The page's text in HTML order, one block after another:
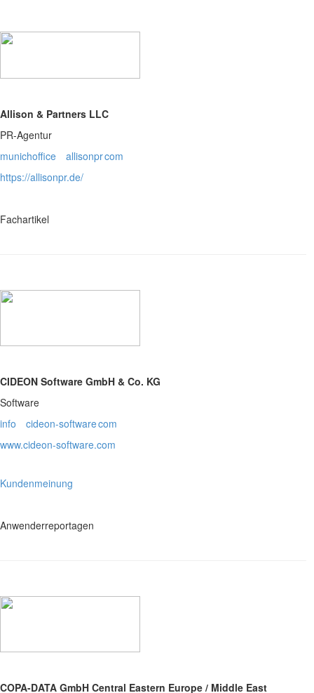
Allison & Partners LLC
PR-Agentur
munichoffice
allisonprcom
https://allisonpr.de/
Fachartikel
CIDEON Software GmbH & Co. KG
Software
info
cideon-softwarecom
www.cideon-software.com
Kundenmeinung
Anwenderreportagen
COPA-DATA GmbH Central Eastern Europe / Middle East